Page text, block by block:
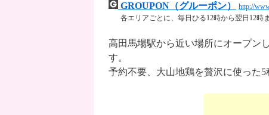
GROUPON（グルーポン）
http://
各エリアごとに、毎日ひる12時から翌日12時
高田馬場駅から近い場所にオープン
す。
予約不要、大山地鶏を贅沢に使った5